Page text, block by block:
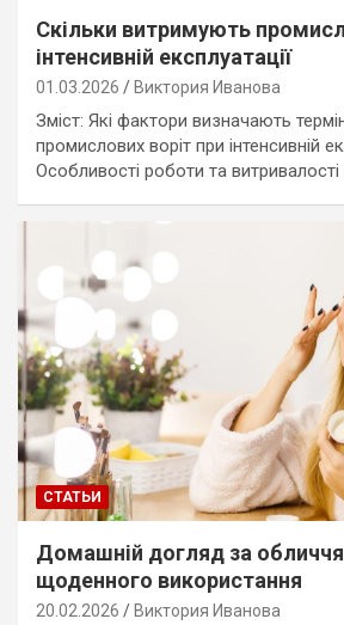
Скільки витримують
інтенсивній експлуатації
01.03.2026 Виктория Иванова
Зміст: Які фактори визначають
промислових воріт при інтенсивній
Особливості роботи та витривалості
СТАТЬИ
Домашній догляд за
щоденного використання
20.02.2026 Виктория Иванова